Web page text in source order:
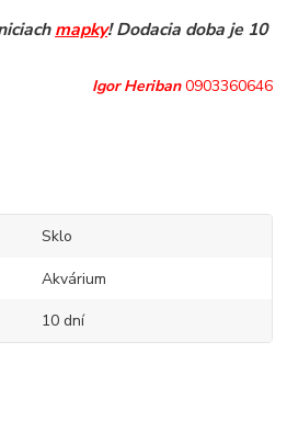
mapky! Dodacia doba je 10
Igor Heriban0903360646
Sklo
Akvárium
10 dní